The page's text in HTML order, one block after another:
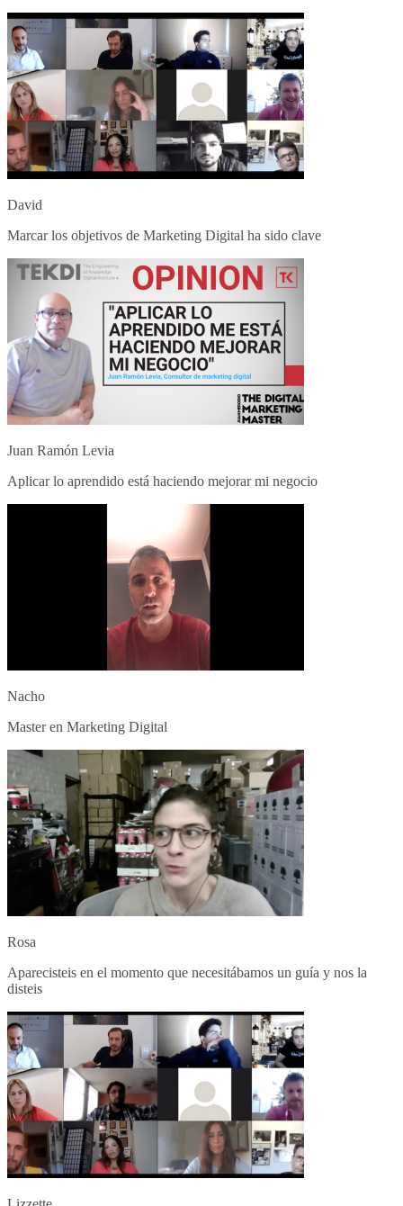
David
Marcar los objetivos de Marketing Digital ha sido clave
Juan Ramón Levia
Aplicar lo aprendido está haciendo mejorar mi negocio
Nacho
Master en Marketing Digital
Rosa
Aparecisteis en el momento que necesitábamos un guía y nos la
disteis